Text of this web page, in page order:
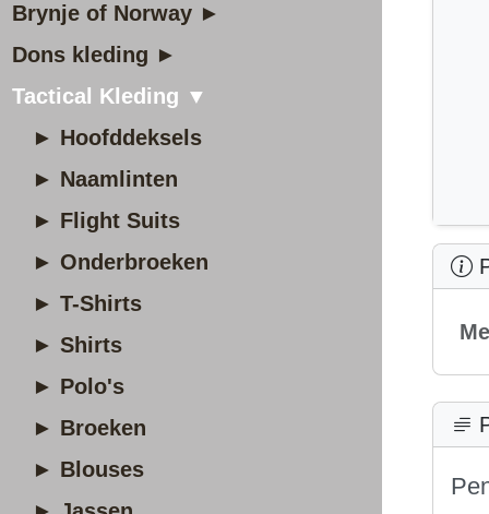
Brynje of Norway ►
Dons kleding ►
Tactical Kleding ▼
► Hoofddeksels
► Naamlinten
► Flight Suits
► Onderbroeken
► T-Shirts
► Shirts
► Polo's
► Broeken
► Blouses